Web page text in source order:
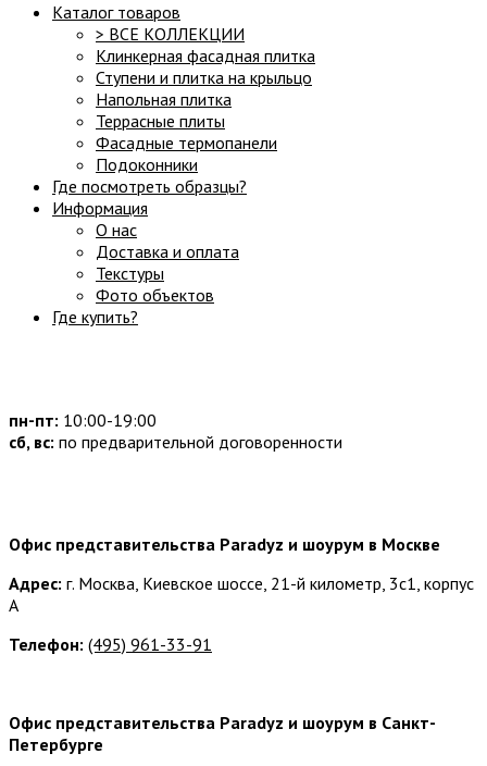
Каталог товаров
> ВСЕ КОЛЛЕКЦИИ
Клинкерная фасадная плитка
Ступени и плитка на крыльцо
Напольная плитка
Террасные плиты
Фасадные термопанели
Подоконники
Где посмотреть образцы?
Информация
О нас
Доставка и оплата
Текстуры
Фото объектов
Где купить?
пн-пт: 10:00-19:00
сб, вс: по предварительной договоренности
Офис представительства Paradyz и шоурум в Москве
Адрес: г. Москва, Киевское шоссе, 21-й километр, 3с1, корпус
А
Телефон: (495) 961-33-91
Офис представительства Paradyz и шоурум в Санкт-
Петербурге